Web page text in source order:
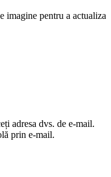
imagine pentru a actualiza
adresa dvs. de e-mail.
prin e-mail.